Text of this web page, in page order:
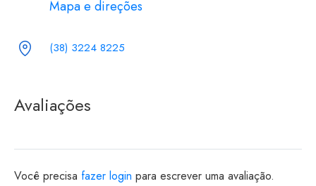
Mapa e direções
(38) 3224 8225
Avaliações
Você precisa fazer login para escrever uma avaliação.